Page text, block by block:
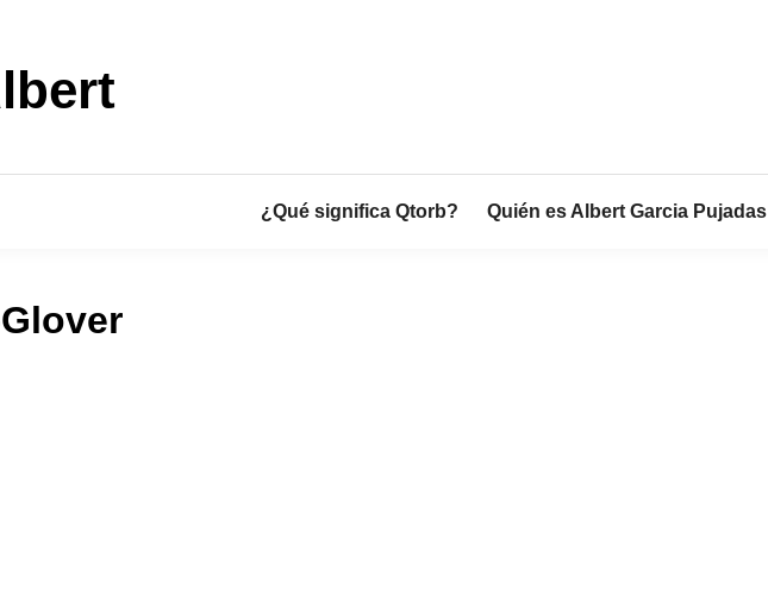
¿Qué significa Qtorb? Quién es Albert Garcia Pujadas